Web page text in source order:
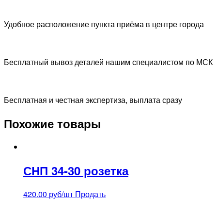
розетка
Удобное расположение пункта приёма в центре города
Бесплатный вывоз деталей нашим специалистом по МСК
Бесплатная и честная экспертиза, выплата сразу
Похожие товары
СНП 34-30 розетка
420.00 руб/шт Продать